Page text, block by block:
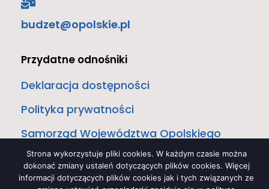
budzet@opolskie.pl
Przydatne odnośniki
Deklaracja dostępności
Polityka prywatności
Samorząd Województwa Opolskiego
Biura i departamenty
Załatwianie spraw w urzędzie
Strona wykorzystuje pliki cookies. W każdym czasie można
dokonać zmiany ustaleń dotyczących plików cookies. Więcej
informacji dotyczących plików cookies jak i tych związanych ze